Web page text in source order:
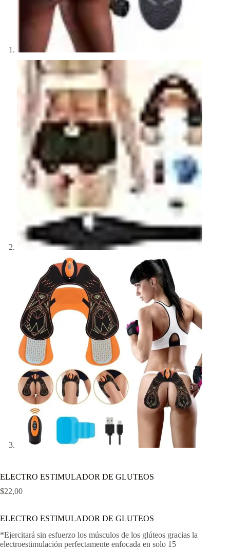
ELECTRO ESTIMULADOR DE GLUTEOS
$22,00
ELECTRO ESTIMULADOR DE GLUTEOS
*Ejercitará sin esfuerzo los músculos de los glúteos gracias la
electroestimulación perfectamente enfocada en solo 15